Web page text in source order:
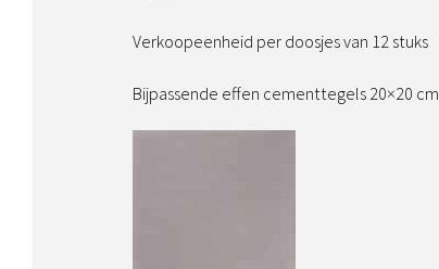
Verkoopeenheid per doosjes van 12 stuks
Bijpassende effen cementtegels 20×20 cm